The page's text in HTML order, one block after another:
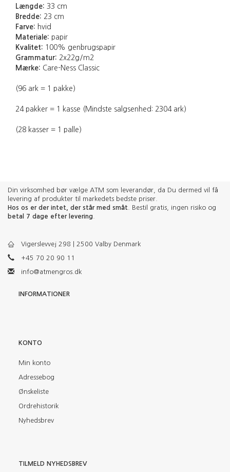
Længde: 33 cm
Bredde: 23 cm
Farve: hvid
Materiale: papir
Kvalitet: 100% genbrugspapir
Grammatur: 2x22g/m2
Mærke: Care-Ness Classic
(96 ark = 1 pakke)
24 pakker = 1 kasse (Mindste salgsenhed: 2304 ark)
(28 kasser = 1 palle)
Din virksomhed bør vælge ATM som leverandør, da Du dermed vil få
levering af produkter til markedets bedste priser.
Hos os er der intet, der står med småt . Bestil gratis, ingen risiko og
betal 7 dage efter levering
Vigerslevvej 298 | 2500 Valby Denmark
+45 70 20 90 11
info@atmengros.dk
INFORMATIONER
KONTO
Min konto
Adressebog
Ønskeliste
Ordrehistorik
Nyhedsbrev
TILMELD NYHEDSBREV